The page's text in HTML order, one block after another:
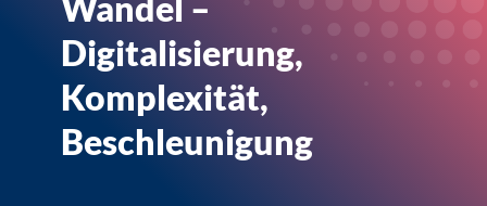
Digitalisierung,
Komplexität,
Beschleunigung